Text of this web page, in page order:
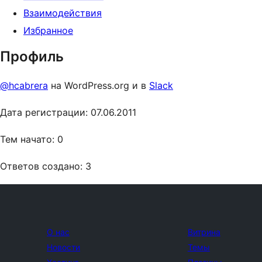
Взаимодействия
Избранное
Профиль
@hcabrera на WordPress.org и в Slack
Дата регистрации: 07.06.2011
Тем начато: 0
Ответов создано: 3
О нас
Новости
Витрина
Темы